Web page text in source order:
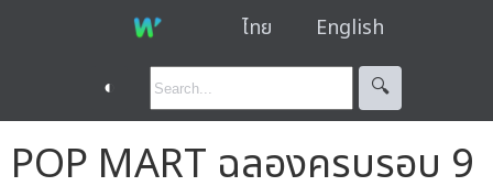
ไทย English
◐ 🔍︎
POP MART ฉลองครบรอบ 9